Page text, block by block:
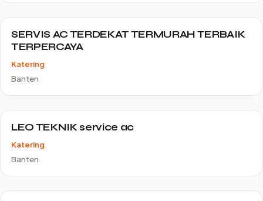
SERVIS AC TERDEKAT TERMURAH TERBAIK
TERPERCAYA
Katering
Banten
LEO TEKNIK service ac
Katering
Banten